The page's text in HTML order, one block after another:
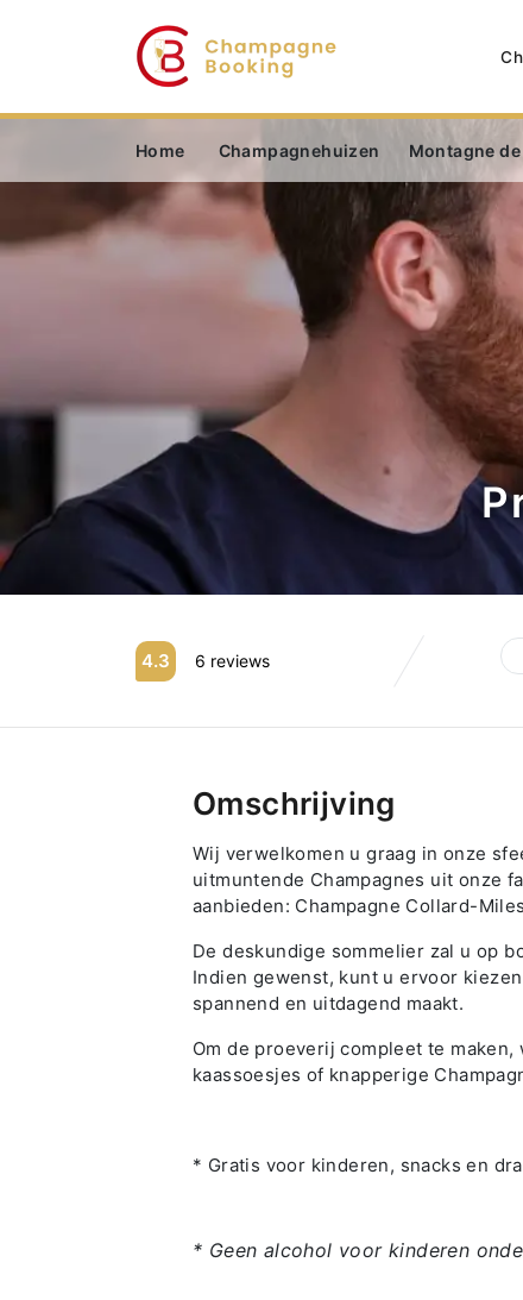
Home Champagnehuizen Montagne de
4.3 6 reviews
Omschrijving
Wij verwelkomen u graag in onze
uitmuntende Champagnes uit onze
aanbieden: Champagne Collard-
De deskundige sommelier zal u op
Indien gewenst, kunt u ervoor
spannend en uitdagend maakt.
Om de proeverij compleet te
kaassoesjes of knapperige
* Gratis voor kinderen, snacks en
* Geen alcohol voor kinderen